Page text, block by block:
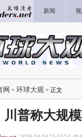
新闻
网 > 环球大观 > 正文
川普称大规